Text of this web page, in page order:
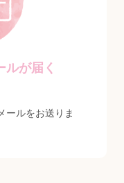
ルが届く
ールをお送りま